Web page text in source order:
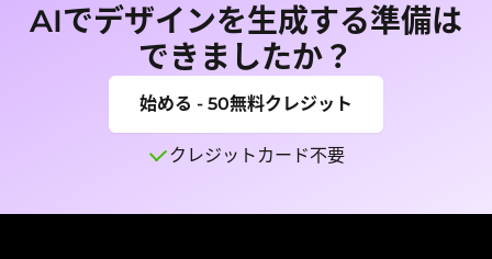
AIでデザインを生成する準備は
できましたか？
始める - 50無料クレジット
クレジットカード不要